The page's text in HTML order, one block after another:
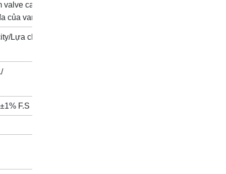
capacity./
của van.
Lựa chọn loại III:
F.S